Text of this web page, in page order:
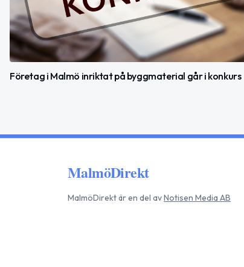
Företag i Malmö inriktat på byggmaterial går i konkurs
MalmöDirekt
MalmöDirektär en del avNotisen Media AB